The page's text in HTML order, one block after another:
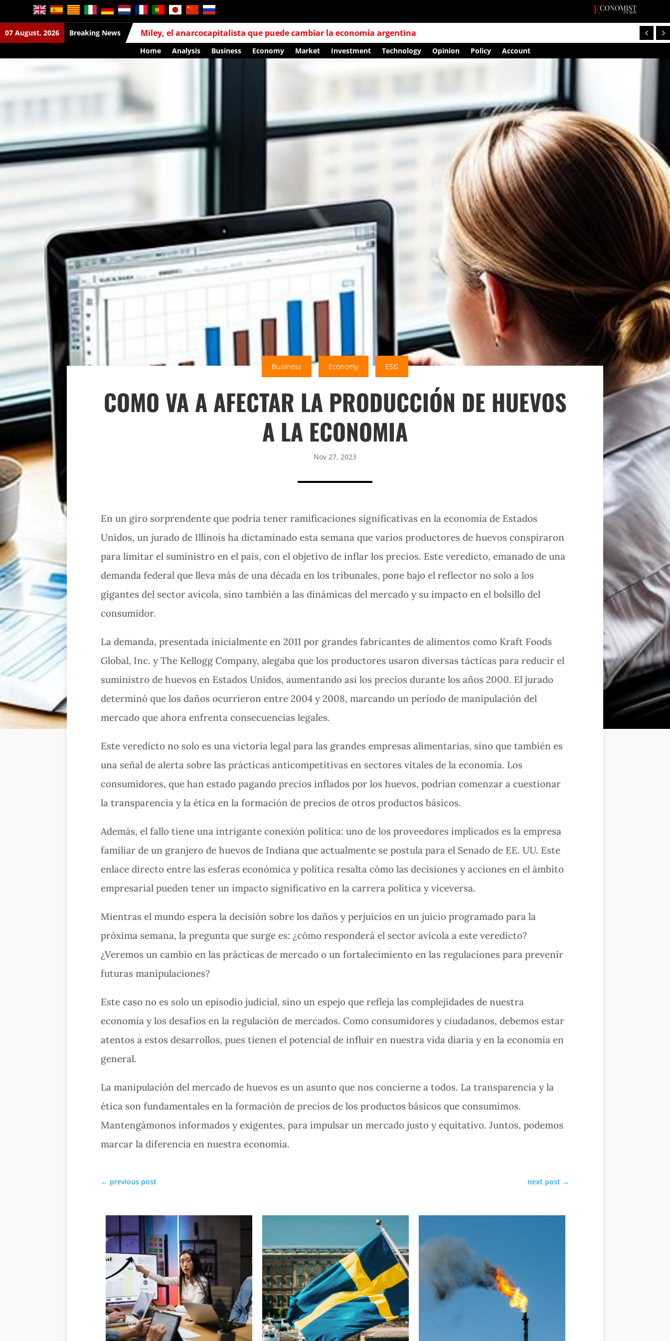
07 August, 2026 Breaking News Miley, el anarcocapitalista que puede cambiar la economía argentina
Home Analysis Business Economy Market Investment Technology Opinion Policy Account
Business Economy ESG
COMO VA A AFECTAR LA PRODUCCIÓN DE HUEVOS
A LA ECONOMIA
Nov 27, 2023
En un giro sorprendente que podría tener ramificaciones significativas en la economía de Estados
Unidos, un jurado de Illinois ha dictaminado esta semana que varios productores de huevos conspiraron
para limitar el suministro en el país, con el objetivo de inflar los precios. Este veredicto, emanado de una
demanda federal que lleva más de una década en los tribunales, pone bajo el reflector no solo a los
gigantes del sector avícola, sino también a las dinámicas del mercado y su impacto en el bolsillo del
consumidor.
La demanda, presentada inicialmente en 2011 por grandes fabricantes de alimentos como Kraft Foods
Global, Inc. y The Kellogg Company, alegaba que los productores usaron diversas tácticas para reducir el
suministro de huevos en Estados Unidos, aumentando así los precios durante los años 2000. El jurado
determinó que los daños ocurrieron entre 2004 y 2008, marcando un período de manipulación del
mercado que ahora enfrenta consecuencias legales.
Este veredicto no solo es una victoria legal para las grandes empresas alimentarias, sino que también es
una señal de alerta sobre las prácticas anticompetitivas en sectores vitales de la economía. Los
consumidores, que han estado pagando precios inflados por los huevos, podrían comenzar a cuestionar
la transparencia y la ética en la formación de precios de otros productos básicos.
Además, el fallo tiene una intrigante conexión política: uno de los proveedores implicados es la empresa
familiar de un granjero de huevos de Indiana que actualmente se postula para el Senado de EE. UU. Este
enlace directo entre las esferas económica y política resalta cómo las decisiones y acciones en el ámbito
empresarial pueden tener un impacto significativo en la carrera política y viceversa.
Mientras el mundo espera la decisión sobre los daños y perjuicios en un juicio programado para la
próxima semana, la pregunta que surge es: ¿cómo responderá el sector avícola a este veredicto?
¿Veremos un cambio en las prácticas de mercado o un fortalecimiento en las regulaciones para prevenir
futuras manipulaciones?
Este caso no es solo un episodio judicial, sino un espejo que refleja las complejidades de nuestra
economía y los desafíos en la regulación de mercados. Como consumidores y ciudadanos, debemos estar
atentos a estos desarrollos, pues tienen el potencial de influir en nuestra vida diaria y en la economía en
general.
La manipulación del mercado de huevos es un asunto que nos concierne a todos. La transparencia y la
ética son fundamentales en la formación de precios de los productos básicos que consumimos.
Mantengámonos informados y exigentes, para impulsar un mercado justo y equitativo. Juntos, podemos
marcar la diferencia en nuestra economía.
← previous post next post →